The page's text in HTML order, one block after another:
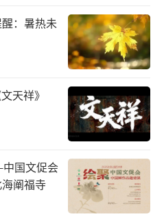
南飞，雀鸟不见，菊花
候从凉爽到寒冷的过渡
”而言，“寒露”期间
标志着深秋来临。“露
便是“霜降”。
何养生保健？罗澍伟
：暑热未
天祥》
国文促会
阐福寺